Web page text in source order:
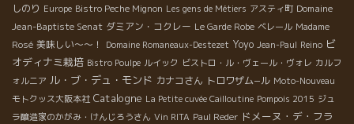
しのり Europe Bistro Peche Mignon Les gens de Métiers アスティ町 Domaine
Jean-Baptiste Senat ダミアン・コクレー Le Garde Robe ベレール Madame
Rosé 美味しい～～！ Domaine Romaneaux-Destezet Yoyo Jean-Paul Reino ビ
オディナミ栽培 Bistro Poulpe ルイック ビストロ・ル・ヴェール・ヴォレ カルフ
ォルニア ル・ブ・デュ・モンド カナコさん トロワザム−ル Moto-Nouveau
モトクッス大阪本社 Catalogne La Petite cuvée Cailloutine Pompois 2015 ジュ
ラ醸造家のかがみ・けんじろうさん Vin RITA Paul Reder ドメーヌ・デ・フラ